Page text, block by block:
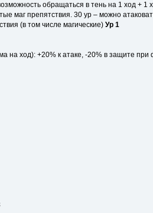
обращаться в тень на 1 ход +
маг препятствия. 30 ур – можно
(в том числе магические)Ур 1
на ход): +20% к атаке, -20% в защите при